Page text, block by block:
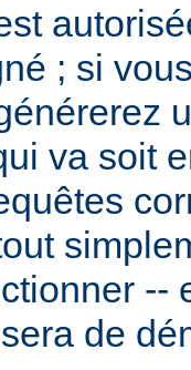
; si
va soit
--
de